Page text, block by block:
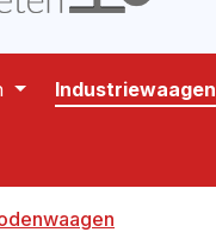
Industriewaagen